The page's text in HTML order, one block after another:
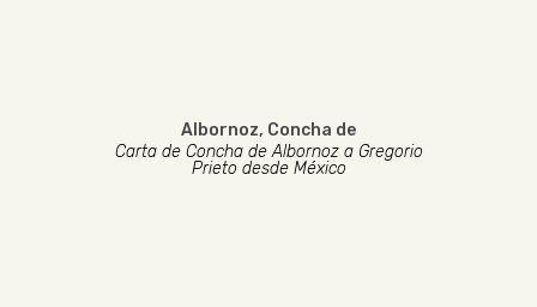
Albornoz, Concha de
Carta de Concha de Albornoz a Gregorio
Prieto desde México